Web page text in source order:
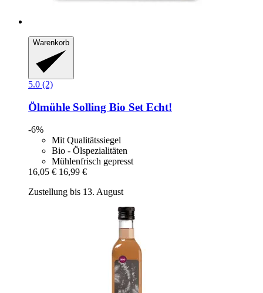
Warenkorb
5.0 (2)
Ölmühle Solling Bio Set Echt!
-6%
Mit Qualitätssiegel
Bio - Ölspezialitäten
Mühlenfrisch gepresst
16,05 € 16,99 €
Zustellung bis 13. August